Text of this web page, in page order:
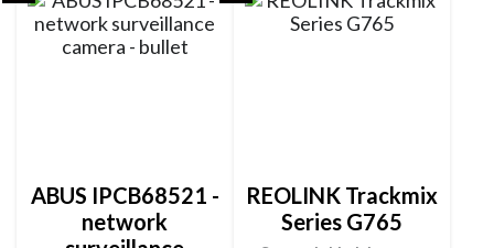
ABUS IPCB68521 -
network
REOLINK Trackmix
Series G765